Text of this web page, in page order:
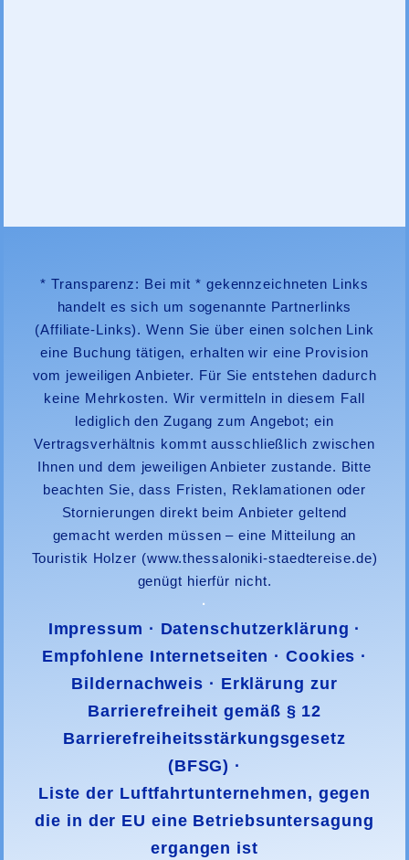
* Transparenz: Bei mit * gekennzeichneten Links
handelt es sich um sogenannte Partnerlinks
(Affiliate-Links). Wenn Sie über einen solchen Link
eine Buchung tätigen, erhalten wir eine Provision
vom jeweiligen Anbieter. Für Sie entstehen dadurch
keine Mehrkosten. Wir vermitteln in diesem Fall
lediglich den Zugang zum Angebot; ein
Vertragsverhältnis kommt ausschließlich zwischen
Ihnen und dem jeweiligen Anbieter zustande. Bitte
beachten Sie, dass Fristen, Reklamationen oder
Stornierungen direkt beim Anbieter geltend
gemacht werden müssen – eine Mitteilung an
Touristik Holzer (www.thessaloniki-staedtereise.de)
genügt hierfür nicht.
·
Impressum · Datenschutzerklärung ·
Empfohlene Internetseiten ·Cookies ·
Bildernachweis · Erklärung zur
Barrierefreiheit gemäß § 12
Barrierefreiheitsstärkungsgesetz
(BFSG) ·
Liste der Luftfahrtunternehmen, gegen
die in der EU eine Betriebsuntersagung
ergangen ist